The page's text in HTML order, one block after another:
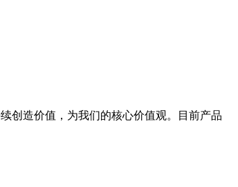
创造价值，为我们的核心价值观。目前产品